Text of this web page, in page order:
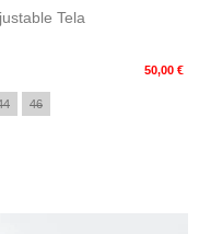
Tela
50,00 €
46